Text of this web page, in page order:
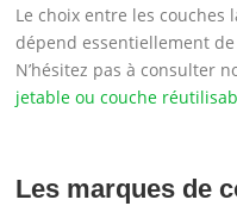
Le choix entre les couches
dépend essentiellement
N’hésitez pas à consulter
jetable ou couche
Les marques de